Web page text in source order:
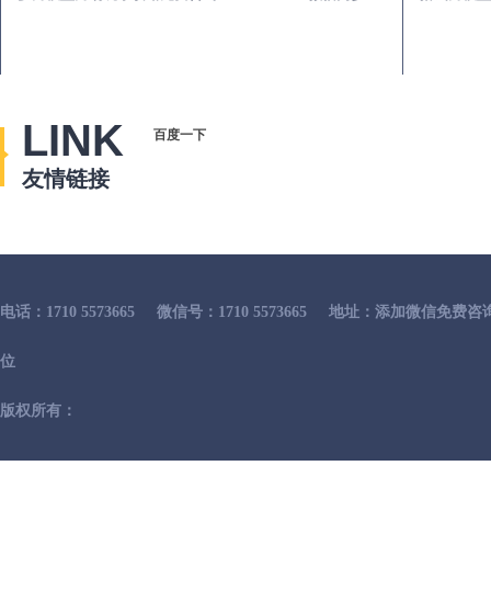
LINK
友情链接
百度一下
电话：1710 5573665 微信号：1710 5573665 地址：添加微信免费咨
位
版权所有：